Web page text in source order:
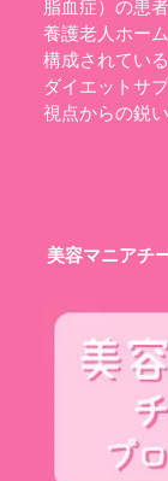
脂血症）の患
養護老人ホー
構成されてい
ダイエットサ
視点からの鋭
美容マニアチ